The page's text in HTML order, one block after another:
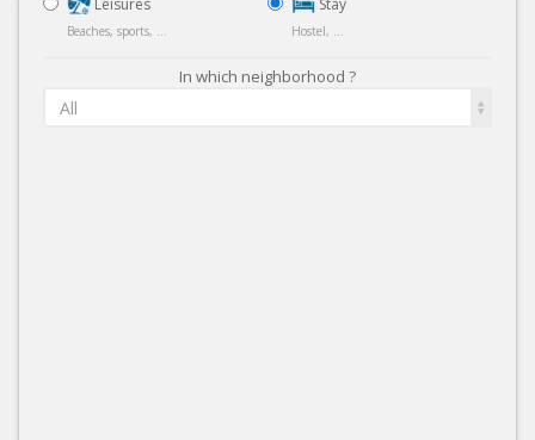
Beaches, sports, ... Hostel, ...
In which neighborhood ?
All